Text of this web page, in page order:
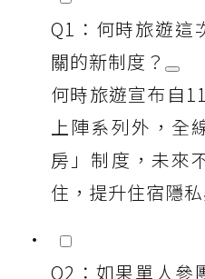
Q1：何時旅遊這
關的新制度？
何時旅遊宣布自
上陣系列外，全
房」制度，未來
住，提升住宿隱
Q2：如果單人參